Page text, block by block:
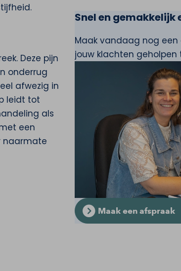
Deze pijn
onderrug
afwezig in
leidt tot
als
een
naarmate
Snel en gemakkelijk
Maak vandaag nog
jouw klachten geholpen
Maak een afspraak